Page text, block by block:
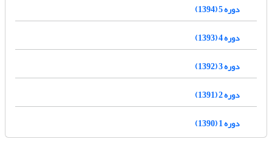
دوره 5 (1394)
دوره 4 (1393)
دوره 3 (1392)
دوره 2 (1391)
دوره 1 (1390)